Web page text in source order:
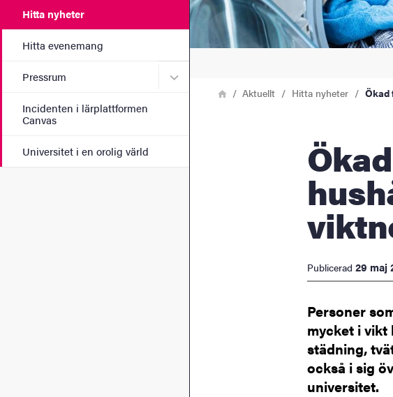
Hitta nyheter
Hitta evenemang
Pressrum Undermeny för Pressrum
Incidenten i lärplattformen
Canvas
Universitet i en orolig värld
LänkstigHemAktuellt Hitta nyheter Ökad
Ökad förmåga klara
Publicerad 29 maj
Personer
mycket i vikt
städning,
också i sig
universitet.